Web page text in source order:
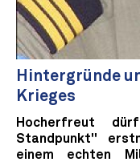
Hintergründe
Krieges
Hocherfreut
Standpunkt"
einem echten